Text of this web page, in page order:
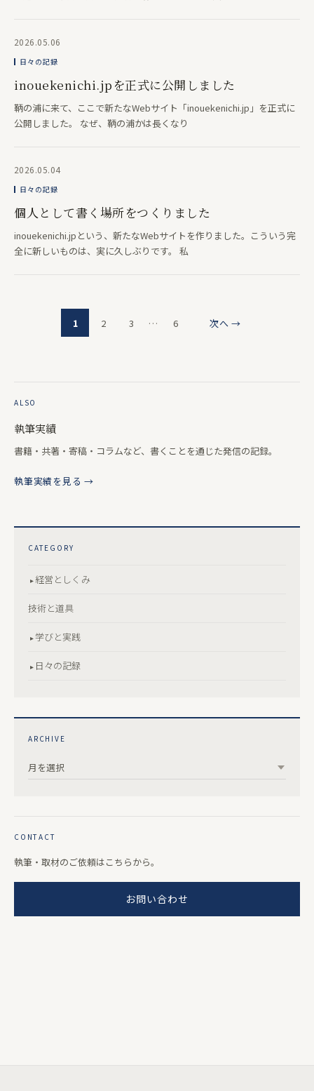
2026.05.06
日々の記録
inouekenichi.jpを正式に公開しました
鞆の浦に来て、ここで新たなWebサイト「inouekenichi.jp」を正式に
公開しました。 なぜ、鞆の浦かは長くなり
2026.05.04
日々の記録
個人として書く場所をつくりました
inouekenichi.jpという、新たなWebサイトを作りました。こういう完
全に新しいものは、実に久しぶりです。 私
1 2 3 … 6 次へ →
ALSO
執筆実績
書籍・共著・寄稿・コラムなど、書くことを通じた発信の記録。
執筆実績を見る →
CATEGORY
経営としくみ
技術と道具
学びと実践
日々の記録
ARCHIVE
CONTACT
執筆・取材のご依頼はこちらから。
お問い合わせ